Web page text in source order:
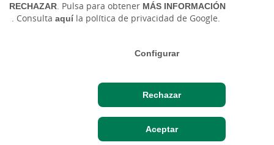
RECHAZAR. Pulsa para obtener MÁS INFORMACIÓN
. Consulta aquíla política de privacidad de Google.
Configurar
Rechazar
Aceptar
Acceso cliente
Tablón de anuncios Aviso legal Política de cookies Protección de datos